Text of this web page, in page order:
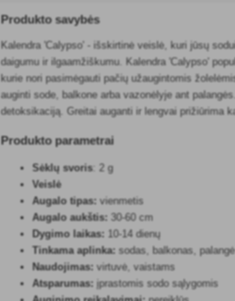
Produkto savybės
Kalendra 'Calypso' - išskirtinė veislė, kuri jūsų
daigumu ir ilgaamžiškumu. Kalendra 'Calypso'
kurie nori pasimėgauti pačių užaugintomis
auginti sode, balkone arba vazonėlyje ant
detoksikaciją. Greitai auganti ir lengvai prižiūrima
Produkto parametrai
Sėklų svoris: 2 g
Veislė
Augalo tipas: vienmetis
Augalo aukštis: 30-60 cm
Dygimo laikas: 10-14 dienų
Tinkama aplinka: sodas, balkonas, palangė
Naudojimas: virtuvė, vaistams
Atsparumas: įprastomis sodo sąlygomis